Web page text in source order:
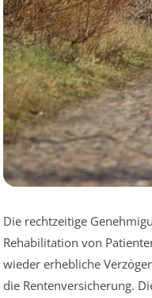
Die rechtzeitige
Rehabilitation von
wieder erhebliche
die Rentenversicherung.